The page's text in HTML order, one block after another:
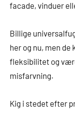
facade, vinduer
Billige
her og nu, men
fleksibilitet og
misfarvning.
Kig i stedet efter